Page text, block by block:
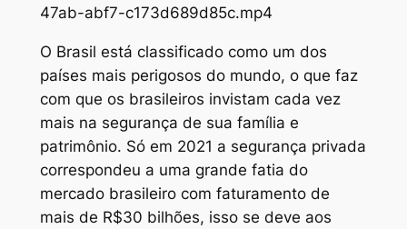
47ab-abf7-c173d689d85c.mp4
O Brasil está classificado como um dos
países mais perigosos do mundo, o que faz
com que os brasileiros invistam cada vez
mais na segurança de sua família e
patrimônio. Só em 2021 a segurança privada
correspondeu a uma grande fatia do
mercado brasileiro com faturamento de
mais de R$30 bilhões, isso se deve aos